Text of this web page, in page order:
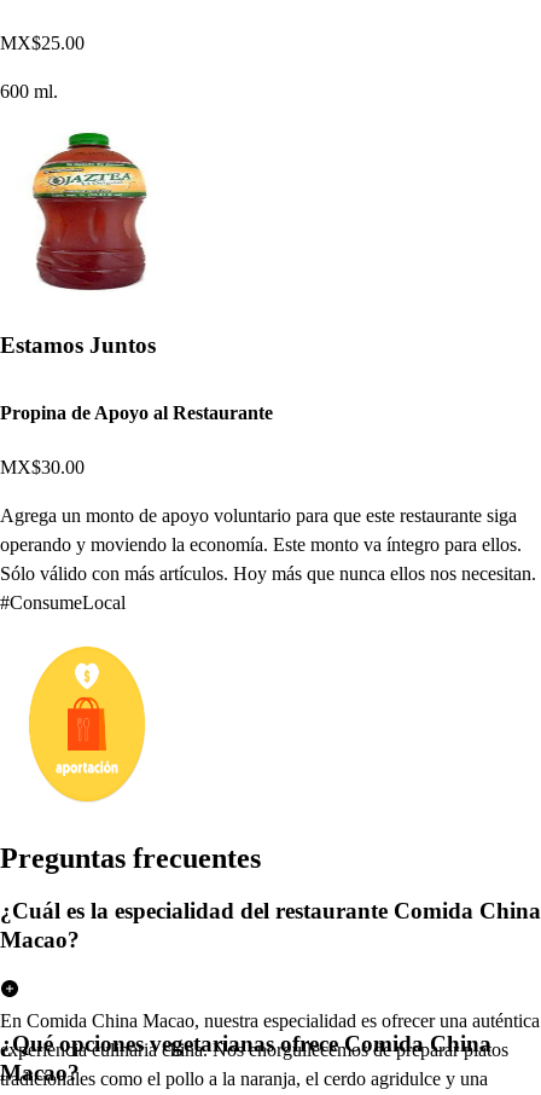
MX$25.00
600 ml.
Estamos Juntos
Propina de Apoyo al Restaurante
MX$30.00
Agrega un monto de apoyo voluntario para que este restaurante siga
operando y moviendo la economía. Este monto va íntegro para ellos.
Sólo válido con más artículos. Hoy más que nunca ellos nos necesitan.
#ConsumeLocal
Preguntas frecuentes
¿Cuál es la especialidad del restaurante Comida China
Macao?
En Comida China Macao, nuestra especialidad es ofrecer una auténtica
experiencia culinaria china. Nos enorgullecemos de preparar platos
tradicionales como el pollo a la naranja, el cerdo agridulce y una
¿Qué opciones vegetarianas ofrece Comida China
Macao?